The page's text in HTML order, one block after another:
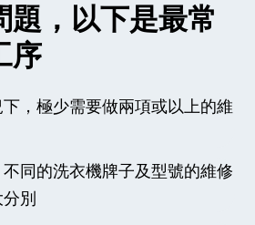
題，以下是最常
序
，極少需要做兩項或以上的維
同的洗衣機牌子及型號的維修
別